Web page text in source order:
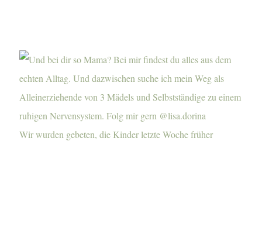
Wir wurden gebeten, die Kinder letzte Woche früher